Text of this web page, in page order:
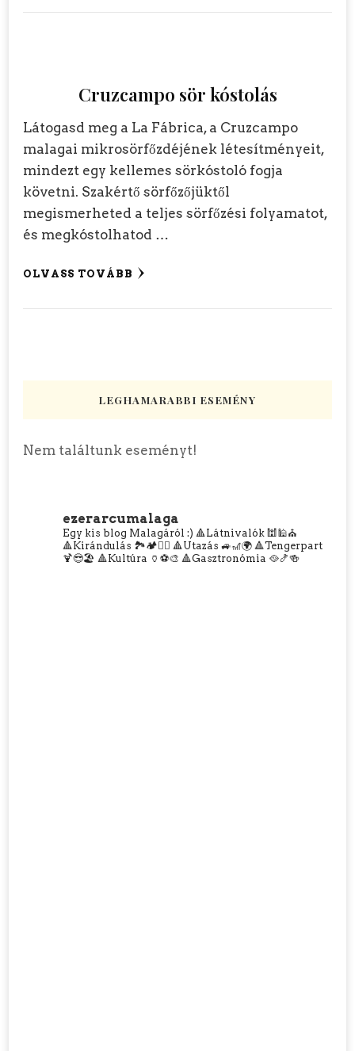
Cruzcampo sör kóstolás
Látogasd meg a La Fábrica, a Cruzcampo
malagai mikrosörfőzdéjének létesítményeit,
mindezt egy kellemes sörkóstoló fogja
követni. Szakértő sörfőzőjüktől
megismerheted a teljes sörfőzési folyamatot,
és megkóstolhatod …
OLVASS TOVÁBB
LEGHAMARABBI ESEMÉNY
Nem találtunk eseményt!
ezerarcumalaga
Egy kis blog Malagáról :) 🔺Látnivalók 🕍🕌⛪
🔺Kirándulás 🏞️🏕️🧗‍♀️ 🔺Utazás 🚙🎢🌍 🔺Tengerpart
🍹😎🏖️ 🔺Kultúra 🏺⚽🎨 🔺Gasztronómia 🥘🍤🍻